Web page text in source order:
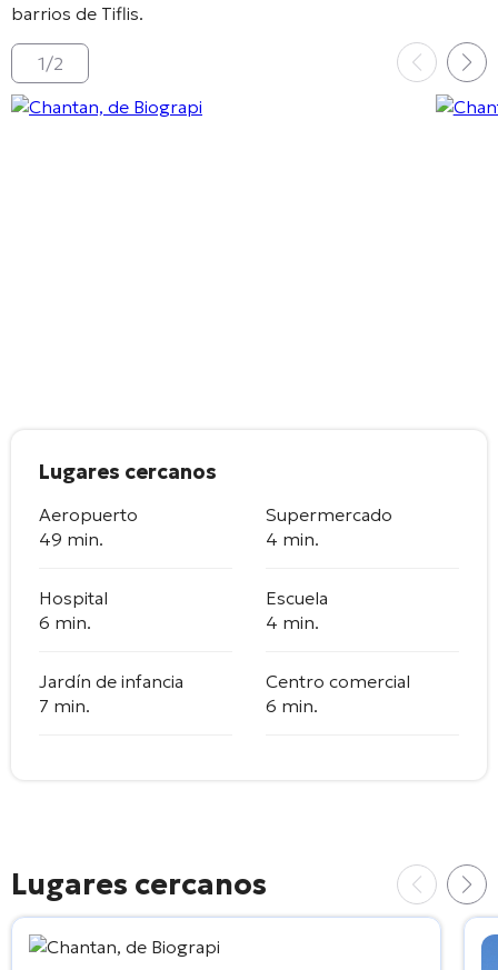
barrios de Tiflis.
1/2
Lugares cercanos
Aeropuerto
49 min.
Supermercado
4 min.
Hospital
6 min.
Escuela
4 min.
Jardín de infancia
7 min.
Centro comercial
6 min.
Lugares cercanos